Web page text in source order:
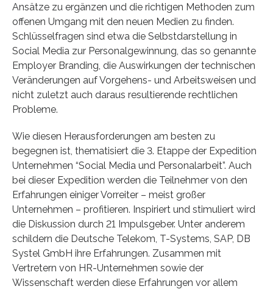
Ansätze zu ergänzen und die richtigen Methoden zum
offenen Umgang mit den neuen Medien zu finden.
Schlüsselfragen sind etwa die Selbstdarstellung in
Social Media zur Personalgewinnung, das so genannte
Employer Branding, die Auswirkungen der technischen
Veränderungen auf Vorgehens- und Arbeitsweisen und
nicht zuletzt auch daraus resultierende rechtlichen
Probleme.
Wie diesen Herausforderungen am besten zu
begegnen ist, thematisiert die 3. Etappe der Expedition
Unternehmen “Social Media und Personalarbeit”. Auch
bei dieser Expedition werden die Teilnehmer von den
Erfahrungen einiger Vorreiter – meist großer
Unternehmen – profitieren. Inspiriert und stimuliert wird
die Diskussion durch 21 Impulsgeber. Unter anderem
schildern die Deutsche Telekom, T-Systems, SAP, DB
Systel GmbH ihre Erfahrungen. Zusammen mit
Vertretern von HR-Unternehmen sowie der
Wissenschaft werden diese Erfahrungen vor allem